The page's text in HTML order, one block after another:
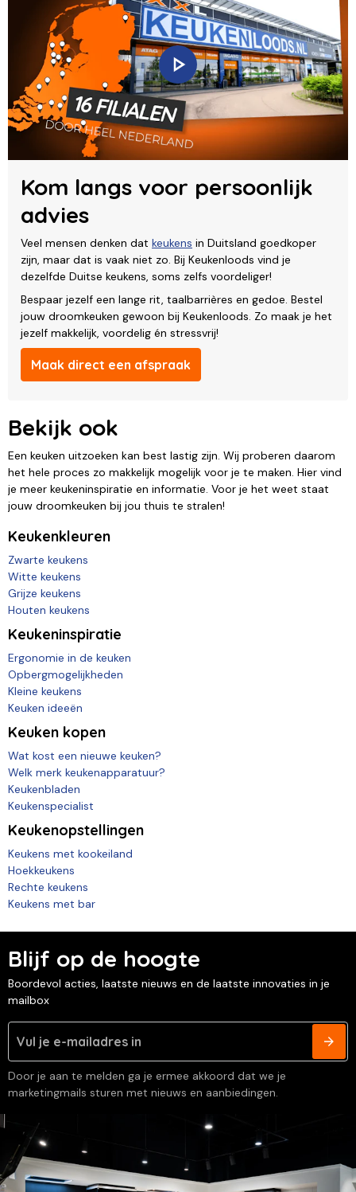
Kom langs voor persoonlijk
advies
Veel mensen denken dat keukens in Duitsland goedkoper
zijn, maar dat is vaak niet zo. Bij Keukenloods vind je
dezelfde Duitse keukens, soms zelfs voordeliger!
Bespaar jezelf een lange rit, taalbarrières en gedoe. Bestel
jouw droomkeuken gewoon bij Keukenloods. Zo maak je het
jezelf makkelijk, voordelig én stressvrij!
Maak direct een afspraak
Bekijk ook
Een keuken uitzoeken kan best lastig zijn. Wij proberen daarom
het hele proces zo makkelijk mogelijk voor je te maken. Hier vind
je meer keukeninspiratie en informatie. Voor je het weet staat
jouw droomkeuken bij jou thuis te stralen!
Keukenkleuren
Zwarte keukens
Witte keukens
Grijze keukens
Houten keukens
Keukeninspiratie
Ergonomie in de keuken
Opbergmogelijkheden
Kleine keukens
Keuken ideeën
Keuken kopen
Wat kost een nieuwe keuken?
Welk merk keukenapparatuur?
Keukenbladen
Keukenspecialist
Keukenopstellingen
Keukens met kookeiland
Hoekkeukens
Rechte keukens
Keukens met bar
Blijf op de hoogte
Boordevol acties, laatste nieuws en de laatste innovaties in je
mailbox
Door je aan te melden ga je ermee akkoord dat we je
marketingmails sturen met nieuws en aanbiedingen.